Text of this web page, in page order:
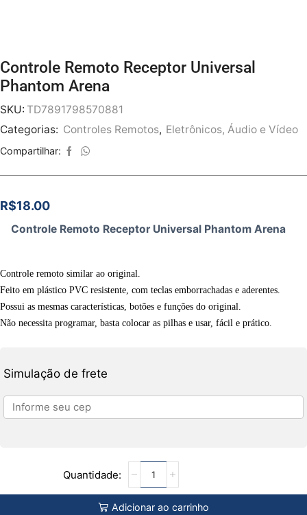
Controle Remoto Receptor Universal
Phantom Arena
SKU: TD7891798570881
Categorias: Controles Remotos, Eletrônicos, Áudio e Vídeo
Compartilhar:
R$18.00
Controle Remoto Receptor Universal Phantom Arena
Controle remoto similar ao original.
Feito em plástico PVC resistente, com teclas emborrachadas e aderentes.
Possui as mesmas características, botões e funções do original.
Não necessita programar, basta colocar as pilhas e usar, fácil e prático.
Simulação de frete
Adicionar ao carrinho